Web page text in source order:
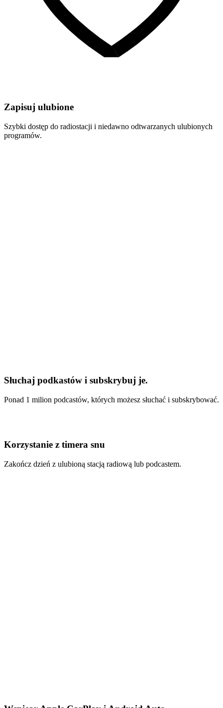
Zapisuj ulubione
Szybki dostęp do radiostacji i niedawno odtwarzanych ulubionych
programów.
Słuchaj podkastów i subskrybuj je.
Ponad 1 milion podcastów, których możesz słuchać i subskrybować.
Korzystanie z timera snu
Zakończ dzień z ulubioną stacją radiową lub podcastem.